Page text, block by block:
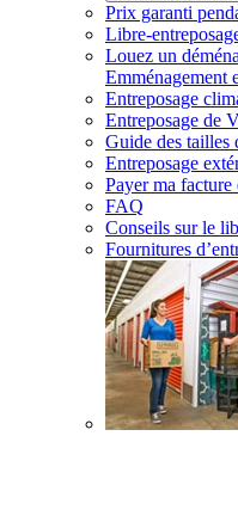
Prix garanti
Libre-
Louez un
Emménagement
Entreposage
Entreposage de
Guide des tailles
Entreposage
Payer ma facture
FAQ
Conseils sur le
Fournitures